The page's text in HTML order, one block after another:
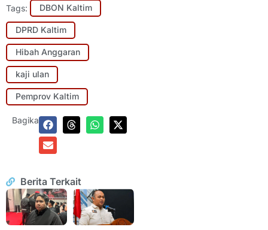
Tags: DBON Kaltim
DPRD Kaltim
Hibah Anggaran
kaji ulan
Pemprov Kaltim
Bagikan:
Berita Terkait